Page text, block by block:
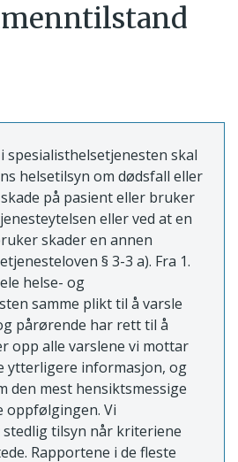
spesialisthelsetjenesten skal
helsetilsyn om dødsfall eller
på pasient eller bruker
eller ved at en
skader en annen
§ 3-3 a). Fra 1.
helse- og
samme plikt til å varsle
pårørende har rett til å
opp alle varslene vi mottar
ytterligere informasjon, og
den mest hensiktsmessige
oppfølgingen. Vi
tilsyn når kriteriene
Rapportene i de fleste